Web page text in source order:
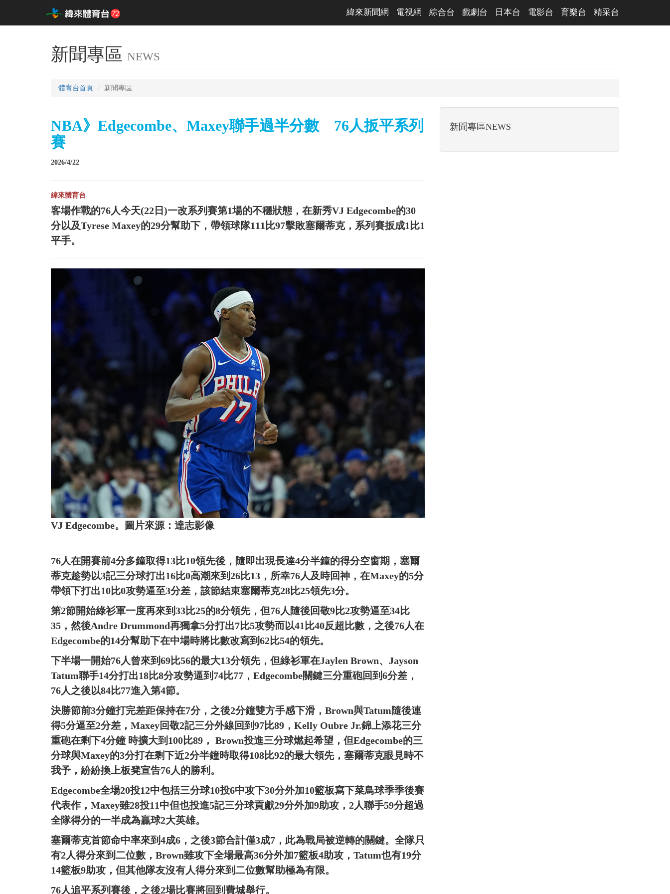
緯來新聞網 電視網 綜合台 戲劇台 日本台 電影台 育樂台 精采台
新聞專區 NEWS
體育台首頁 新聞專區
NBA》Edgecombe、Maxey聯手過半分數 76人扳平系列
賽
2026/4/22
緯來體育台
客場作戰的76人今天(22日)一改系列賽第1場的不穩狀態，在新秀VJ Edgecombe的30
分以及Tyrese Maxey的29分幫助下，帶領球隊111比97擊敗塞爾蒂克，系列賽扳成1比1
平手。
VJ Edgecombe。圖片來源：達志影像
76人在開賽前4分多鐘取得13比10領先後，隨即出現長達4分半鐘的得分空窗期，塞爾
蒂克趁勢以3記三分球打出16比0高潮來到26比13，所幸76人及時回神，在Maxey的5分
帶領下打出10比0攻勢逼至3分差，該節結束塞爾蒂克28比25領先3分。
第2節開始綠衫軍一度再來到33比25的8分領先，但76人隨後回敬9比2攻勢逼至34比
35，然後Andre Drummond再獨拿5分打出7比5攻勢而以41比40反超比數，之後76人在
Edgecombe的14分幫助下在中場時將比數改寫到62比54的領先。
下半場一開始76人曾來到69比56的最大13分領先，但綠衫軍在Jaylen Brown、Jayson
Tatum聯手14分打出18比8分攻勢逼到74比77，Edgecombe關鍵三分重砲回到6分差，
76人之後以84比77進入第4節。
決勝節前3分鐘打完差距保持在7分，之後2分鐘雙方手感下滑，Brown與Tatum隨後連
得5分逼至2分差，Maxey回敬2記三分外線回到97比89，Kelly Oubre Jr.錦上添花三分
重砲在剩下4分鐘 時擴大到100比89， Brown投進三分球燃起希望，但Edgecombe的三
分球與Maxey的3分打在剩下近2分半鐘時取得108比92的最大領先，塞爾蒂克眼見時不
我予，紛紛換上板凳宣告76人的勝利。
Edgecombe全場20投12中包括三分球10投6中攻下30分外加10籃板寫下菜鳥球季季後賽
代表作，Maxey雖28投11中但也投進5記三分球貢獻29分外加9助攻，2人聯手59分超過
全隊得分的一半成為贏球2大英雄。
塞爾蒂克首節命中率來到4成6，之後3節合計僅3成7，此為戰局被逆轉的關鍵。全隊只
有2人得分來到二位數，Brown雖攻下全場最高36分外加7籃板4助攻，Tatum也有19分
14籃板9助攻，但其他隊友沒有人得分來到二位數幫助極為有限。
76人追平系列賽後，之後2場比賽將回到費城舉行。
新聞專區NEWS